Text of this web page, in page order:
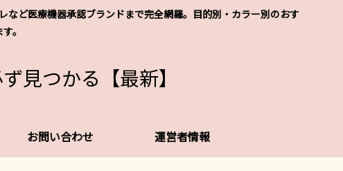
ど医療機器承認ブランドまで完全網羅。目的別・カラー別のおす
。
見つかる【最新】
お問い合わせ 運営者情報